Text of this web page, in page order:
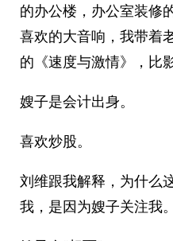
的办公楼，办公室装修
喜欢的大音响，我带着
的《速度与激情》，比
嫂子是会计出身。
喜欢炒股。
刘维跟我解释，为什么
我，是因为嫂子关注我。